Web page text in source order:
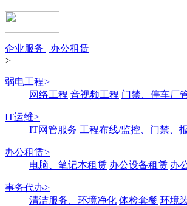
企业服务 | 办公租赁
>
弱电工程>
网络工程 音视频工程 门禁、停车厂
IT运维>
IT网管服务 工程布线/监控、门禁、
办公租赁>
电脑、笔记本租赁 办公设备租赁 办
事务代办>
清洁服务、环境净化 体检套餐 环境